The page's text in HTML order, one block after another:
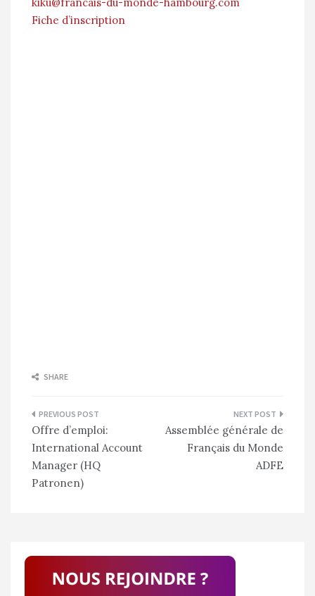
Fiche d’inscription
SHARE
Navigation
de
l’article
Offre d’emploi:
International Account
Manager (HQ
Patronen)
Assemblée générale de
Français du Monde
ADFE